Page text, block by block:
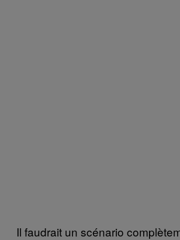
Il faudrait un scénario